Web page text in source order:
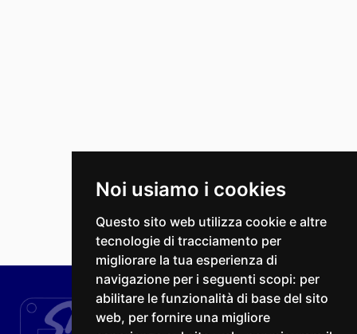
Noi usiamo i cookies
Questo sito web utilizza cookie e altre
tecnologie di tracciamento per
migliorare la tua esperienza di
navigazione per i seguenti scopi: per
abilitare le funzionalità di base del sito
web, per fornire una migliore